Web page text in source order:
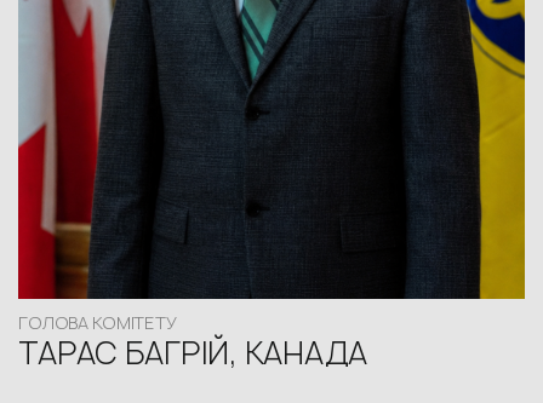
ГОЛОВА КОМІТЕТУ
ТАРАС БАГРІЙ, КАНАДА